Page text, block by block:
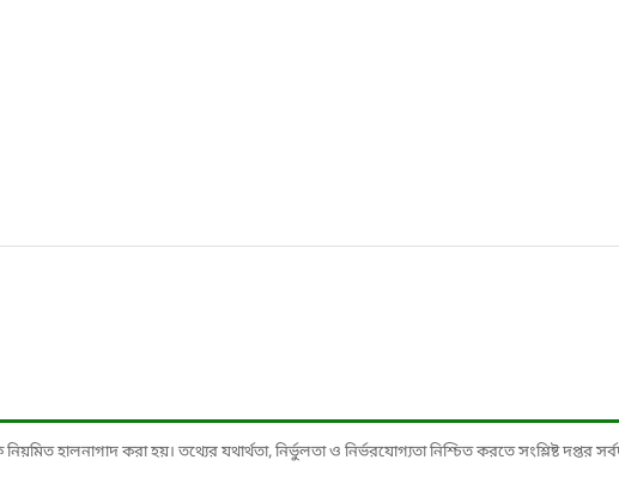
হালনাগাদ করা হয়। তথ্যের যথার্থতা, নির্ভুলতা ও নির্ভরযোগ্যতা নিশ্চিত করতে সংশ্লিষ্ট দপ্তর